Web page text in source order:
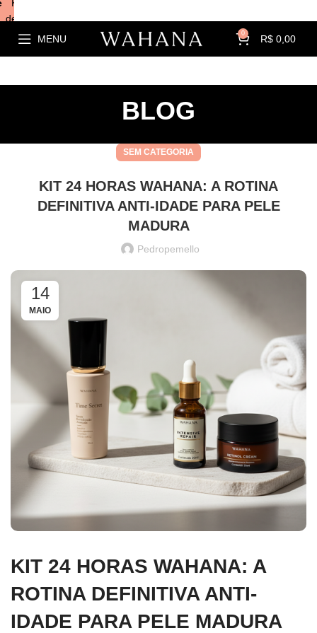
MENU 0 R$ 0,00
BLOG
SEM CATEGORIA
KIT 24 HORAS WAHANA: A ROTINA
DEFINITIVA ANTI-IDADE PARA PELE
MADURA
Pedropemello
14
MAIO
KIT 24 HORAS WAHANA: A
ROTINA DEFINITIVA ANTI-
IDADE PARA PELE MADURA
Kits com
descontos!